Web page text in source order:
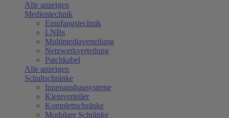
Alle anzeigen
Medientechnik
Empfangstechnik
LNBs
Multimediaverteilung
Netzwerkverteilung
Patchkabel
Alle anzeigen
Schaltschränke
Innenausbausysteme
Kleinverteiler
Komplettschränke
Modulare Schränke